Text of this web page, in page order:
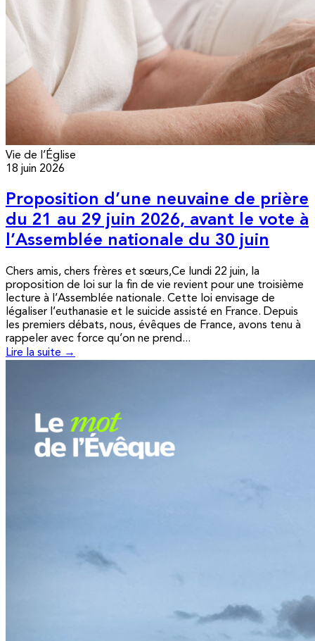
Vie de l’Église
18 juin 2026
Proposition d’une neuvaine de prière
du 21 au 29 juin 2026, avant le vote à
l’Assemblée nationale du 30 juin
Chers amis, chers frères et sœurs,Ce lundi 22 juin, la
proposition de loi sur la fin de vie revient pour une troisième
lecture à l’Assemblée nationale. Cette loi envisage de
légaliser l’euthanasie et le suicide assisté en France. Depuis
les premiers débats, nous, évêques de France, avons tenu à
rappeler avec force qu’on ne prend...
Lire la suite →